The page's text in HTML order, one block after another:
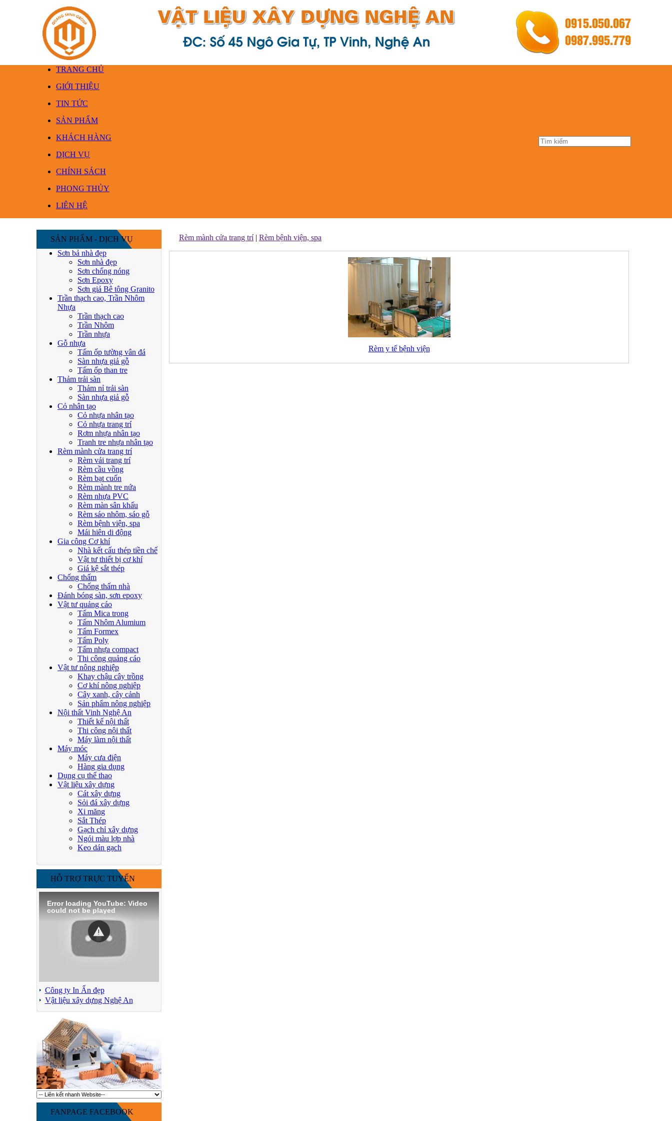
TRANG CHỦ
GIỚI THIỆU
TIN TỨC
SẢN PHẨM
KHÁCH HÀNG
DỊCH VỤ
CHÍNH SÁCH
PHONG THỦY
LIÊN HỆ
SẢN PHẨM - DỊCH VỤ
Sơn bả nhà đẹp
Sơn nhà đẹp
Sơn chống nóng
Sơn Epoxy
Sơn giả Bê tông Granito
Trần thạch cao, Trần Nhôm
Nhựa
Trần thạch cao
Trần Nhôm
Trần nhựa
Gỗ nhựa
Tấm ốp tường vân đá
Sàn nhựa giả gỗ
Tấm ốp than tre
Thảm trải sàn
Thảm nỉ trải sàn
Sàn nhựa giả gỗ
Cỏ nhân tạo
Cỏ nhựa nhân tạo
Cỏ nhựa trang trí
Rơm nhựa nhân tạo
Tranh tre nhựa nhân tạo
Rèm mành cửa trang trí
Rèm vải trang trí
Rèm cầu vồng
Rèm bạt cuốn
Rèm mành tre nứa
Rèm nhựa PVC
Rèm màn sân khấu
Rèm sáo nhôm, sáo gỗ
Rèm bệnh viện, spa
Mái hiên di động
Gia công Cơ khí
Nhà kết cấu thép tiền chế
Vật tư thiết bị cơ khí
Giá kệ sắt thép
Chống thấm
Chống thấm nhà
Đánh bóng sàn, sơn epoxy
Vật tư quảng cáo
Tấm Mica trong
Tấm Nhôm Alumium
Tấm Formex
Tấm Poly
Tấm nhựa compact
Thi công quảng cáo
Vật tư nông nghiệp
Khay chậu cây trồng
Cơ khí nông nghiệp
Cây xanh, cây cảnh
Sản phẩm nông nghiệp
Nội thất Vinh Nghệ An
Thiết kế nội thất
Thi công nội thất
Máy làm nội thất
Máy móc
Máy cưa điện
Hàng gia dụng
Dụng cụ thể thao
Vật liệu xây dựng
Cát xây dựng
Sỏi đá xây dựng
Xi măng
Sắt Thép
Gạch chỉ xây dựng
Ngói màu lợp nhà
Keo dán gạch
HỖ TRỢ TRỰC TUYẾN
Error loading YouTube: Video
could not be played
Công ty In Ấn đẹp
Vật liệu xây dựng Nghệ An
FANPAGE FACEBOOK
Rèm mành cửa trang trí| Rèm bệnh viện, spa
Rèm y tế bệnh viện